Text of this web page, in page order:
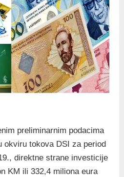
preliminarnim podacima
okviru tokova DSI za period
direktne strane investicije
KM ili 332,4 miliona eura